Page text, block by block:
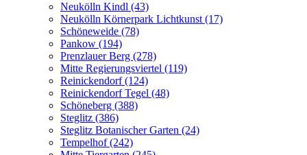
Neukölln Kindl (43)
Neukölln Körnerpark Lichtkunst (17)
Schöneweide (78)
Pankow (194)
Prenzlauer Berg (278)
Mitte Regierungsviertel (119)
Reinickendorf (124)
Reinickendorf Tegel (48)
Schöneberg (388)
Steglitz (386)
Steglitz Botanischer Garten (24)
Tempelhof (242)